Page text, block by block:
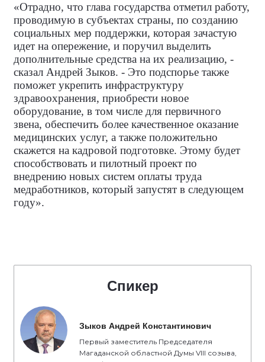
«Отрадно, что глава государства отметил работу,
проводимую в субъектах страны, по созданию
социальных мер поддержки, которая зачастую
идет на опережение, и поручил выделить
дополнительные средства на их реализацию, -
сказал Андрей Зыков. - Это подспорье также
поможет укрепить инфраструктуру
здравоохранения, приобрести новое
оборудование, в том числе для первичного
звена, обеспечить более качественное оказание
медицинских услуг, а также положительно
скажется на кадровой подготовке. Этому будет
способствовать и пилотный проект по
внедрению новых систем оплаты труда
медработников, который запустят в следующем
году».
Спикер
Зыков Андрей Константинович
Первый заместитель Председателя
Магаданской областной Думы VIII созыва,